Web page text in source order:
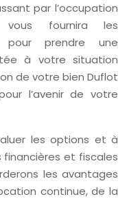
par l’occupation
vous fournira les
pour prendre une
à votre situation
de votre bien Duflot
l’avenir de votre
les options et à
et fiscales
les avantages
continue, de la